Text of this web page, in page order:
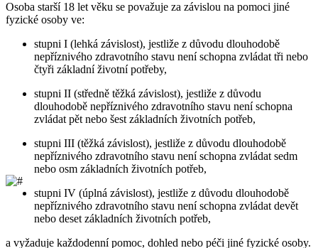
Osoba starší 18 let věku se považuje za závislou na pomoci jiné
fyzické osoby ve:
stupni I (lehká závislost), jestliže z důvodu dlouhodobě
nepříznivého zdravotního stavu není schopna zvládat tři nebo
čtyři základní životní potřeby,
stupni II (středně těžká závislost), jestliže z důvodu
dlouhodobě nepříznivého zdravotního stavu není schopna
zvládat pět nebo šest základních životních potřeb,
stupni III (těžká závislost), jestliže z důvodu dlouhodobě
nepříznivého zdravotního stavu není schopna zvládat sedm
nebo osm základních životních potřeb,
stupni IV (úplná závislost), jestliže z důvodu dlouhodobě
nepříznivého zdravotního stavu není schopna zvládat devět
nebo deset základních životních potřeb,
a vyžaduje každodenní pomoc, dohled nebo péči jiné fyzické osoby.